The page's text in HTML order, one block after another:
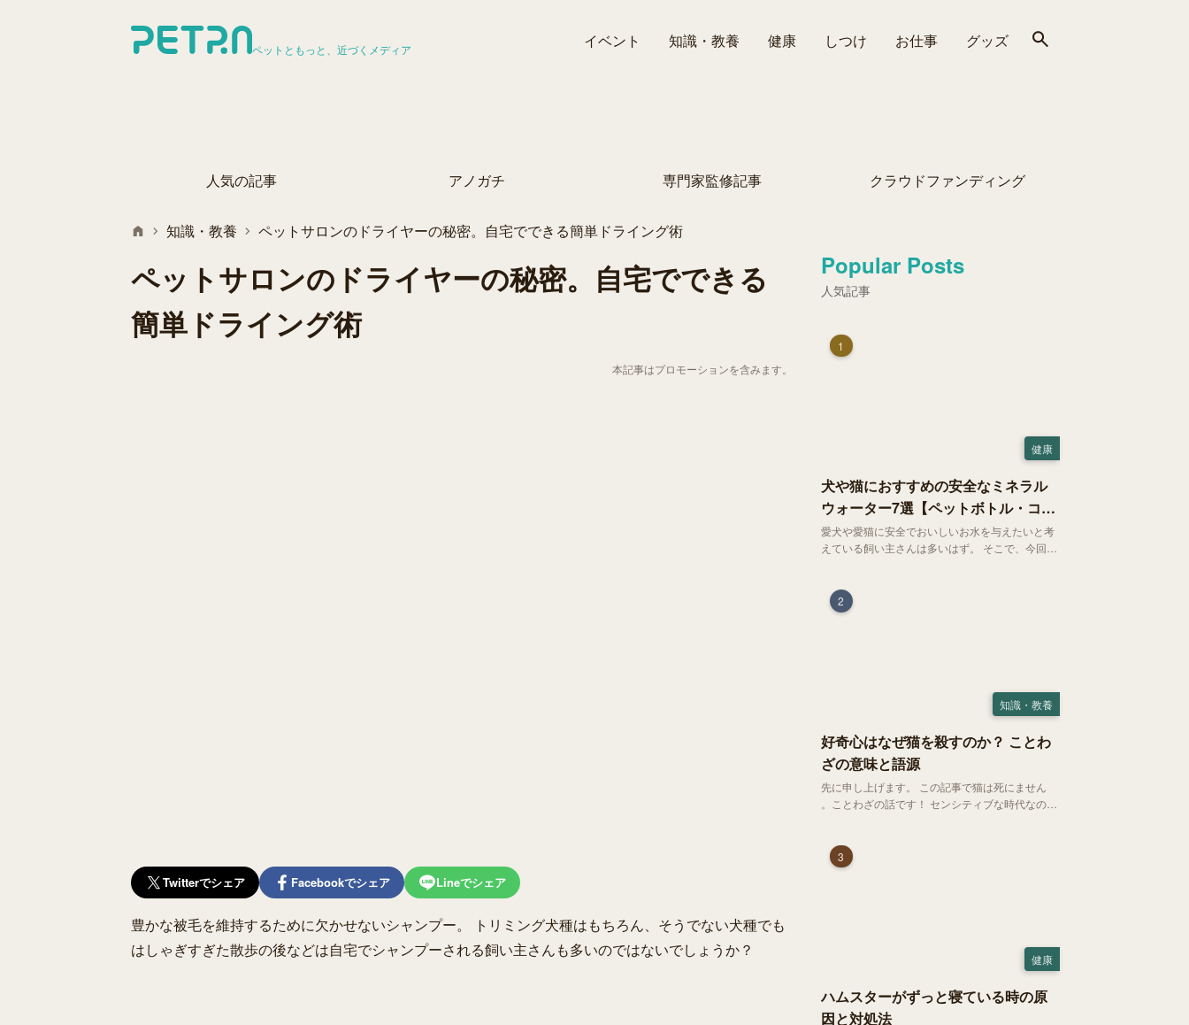
ペットともっと、近づくメディア イベント 知識・教養 健康 しつけ お仕事 グッズ
人気の記事 アノガチ 専門家監修記事 クラウドファンディング
知識・教養 ペットサロンのドライヤーの秘密。自宅でできる簡単ドライング術
ペットサロンのドライヤーの秘密。自宅でできる
簡単ドライング術
本記事はプロモーションを含みます。
Twitterでシェア Facebookでシェア Lineでシェア
豊かな被毛を維持するために欠かせないシャンプー。 トリミング犬種はもちろん、そうでない犬種でも
はしゃぎすぎた散歩の後などは自宅でシャンプーされる飼い主さんも多いのではないでしょうか？
Popular Posts
人気記事
1
健康
犬や猫におすすめの安全なミネラル
ウォーター7選【ペットボトル・コン
ビニ対応】
愛犬や愛猫に安全でおいしいお水を与えたいと考
えている飼い主さんは多いはず。 そこで、今回は
おすすめなものを厳選してご紹介します！
2
知識・教養
好奇心はなぜ猫を殺すのか？ ことわ
ざの意味と語源
先に申し上げます。 この記事で猫は死にません
。ことわざの話です！ センシティブな時代なので
ざを聞いたことはありますか？
3
健康
ハムスターがずっと寝ている時の原
因と対処法